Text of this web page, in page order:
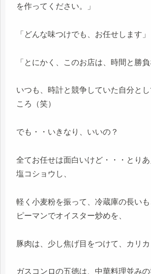
を作ってください。」
「どんな味つけでも、お任せします」
「とにかく、このお店は、時間と勝負
いつも、時計と競争していた自分と
ころ（笑）
でも・・いきなり、いいの？
全てお任せは面白いけど・・・とり
塩コショウし、
軽く小麦粉を振って、冷蔵庫の長いも
ピーマンでオイスター炒めを、
豚肉は、少し焦げ目をつけて、カリカ
ガスコンロの五徳は、中華料理並み